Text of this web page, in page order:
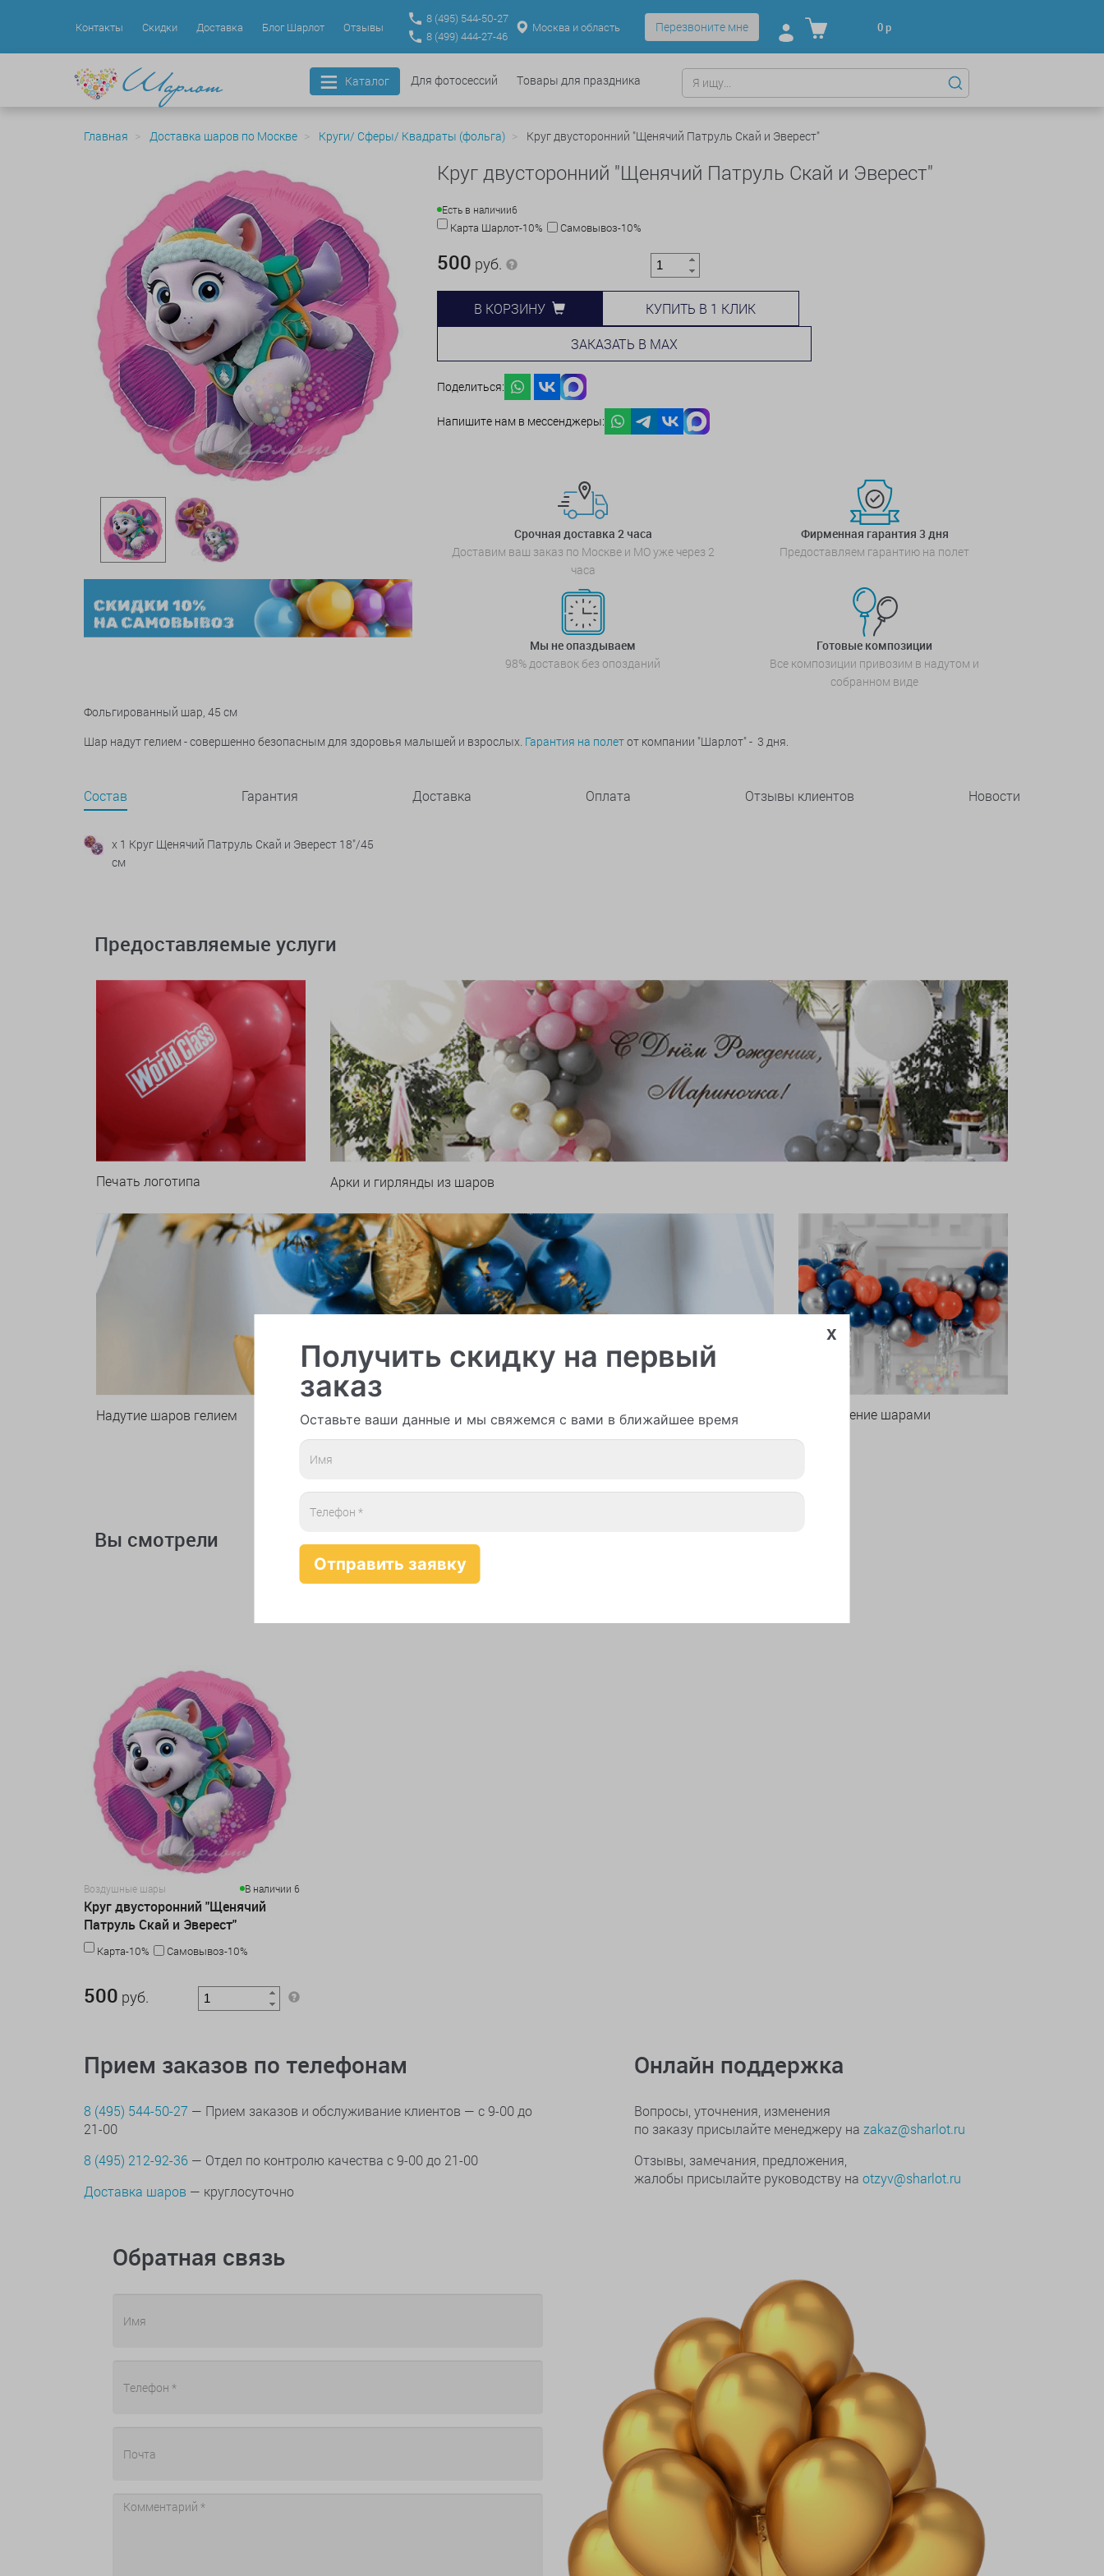
Контакты Скидки Доставка Блог Шарлот Отзывы
8 (495) 544-50-27
8 (499) 444-27-46
Москва и область Перезвоните мне 0р
Каталог Для фотосессий Товары для праздника
Главная Доставка шаров по Москве Круги/ Сферы/ Квадраты (фольга) Круг двусторонний "Щенячий Патруль Скай и Эверест"
Круг двусторонний "Щенячий Патруль Скай и Эверест"
Есть в наличии6
Карта Шарлот-10% Самовывоз-10%
500 руб.
В КОРЗИНУ КУПИТЬ В 1 КЛИК
ЗАКАЗАТЬ В MAX
Поделиться:
Напишите нам в мессенджеры:
Срочная доставка 2 часа
Доставим ваш заказ по Москве и МО уже через 2
часа
Фирменная гарантия 3 дня
Предоставляем гарантию на полет
Мы не опаздываем
98% доставок без опозданий
Готовые композиции
Все композиции привозим в надутом и
собранном виде
Фольгированный шар, 45 см
Шар надут гелием - совершенно безопасным для здоровья малышей и взрослых. Гарантия на полетот компании "Шарлот" - 3 дня.
Состав Гарантия Доставка Оплата Отзывы клиентов Новости
x 1 Круг Щенячий Патруль Скай и Эверест 18"/45
см
Предоставляемые услуги
Печать логотипа Арки и гирлянды из шаров
Надутие шаров гелием Оформление шарами
Вы смотрели
Воздушные шары В наличии 6
Круг двусторонний "Щенячий
Патруль Скай и Эверест"
Карта-10%
Самовывоз-10%
500 руб.
Прием заказов по телефонам
8 (495) 544-50-27 — Прием заказов и обслуживание клиентов — с 9-00 до
21-00
8 (495) 212-92-36 — Отдел по контролю качества с 9-00 до 21-00
Доставка шаров — круглосуточно
Онлайн поддержка
Вопросы, уточнения, изменения
по заказу присылайте менеджеру на zakaz@sharlot.ru
Отзывы, замечания, предложения,
жалобы присылайте руководству на otzyv@sharlot.ru
Обратная связь
x
Получить скидку на первый
заказ
Оставьте ваши данные и мы свяжемся с вами в ближайшее время